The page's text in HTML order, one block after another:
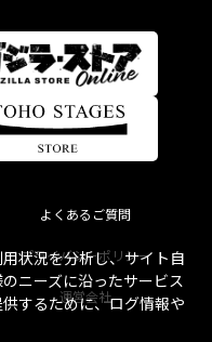
よくあるご質問
プライバシーポリシー
運営会社
状況を分析し、サイト自
ニーズに沿ったサービス
するために、ログ情報や